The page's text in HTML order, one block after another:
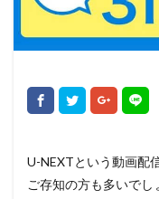
U-NEXTという動画配
ご存知の方も多いで